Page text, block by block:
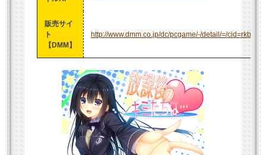
販売サイ
ト
【DMM】
http://www.dmm.co.jp/dc/pcgame/-/detail/=/